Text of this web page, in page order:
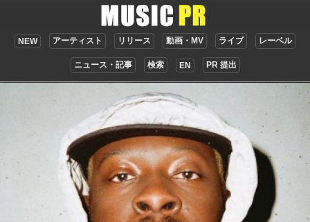
NEW アーティスト リリース 動画・MV ライブ レーベル
ニュース・記事 検索 EN PR 提出